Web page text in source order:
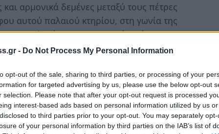
- Do Not Process My Personal Information
opt-out of the sale, sharing to third parties, or processing of your
for targeted advertising by us, please use the below opt-out
selection. Please note that after your opt-out request is processed
interest-based ads based on personal information utilized by us
to third parties prior to your opt-out. You may separately
of your personal information by third parties on the IAB’s list of
αρμονικά δεμένες μεταξύ τους πέτρες
αυτού παλαιού κτηρίου, στη γωνία της
("πελεκάνος") του καιρού εκείνου
1865 !!!
μισθώθηκε από τον Σύλλογο
(τρεις θάλαμοι νοσηλείας κι ένα
ανάγκες υγείας και περίθαλψης των
με τοΥΠΟΔΗΜΑΤΟΠΟΙΕΙΟΝ ΑΦΩΝ